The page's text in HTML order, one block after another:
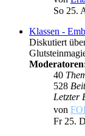
So 25.
Klassen -
Diskutiert
40
528
Letzter
von
Fr 25.